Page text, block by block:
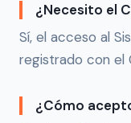
¿Necesito el
Sí, el acceso al
registrado con el
¿Cómo